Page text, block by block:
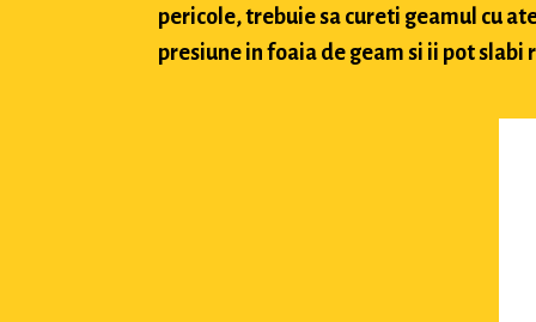
pericole, trebuie sa cureti geamul cu
presiune in foaia de geam si ii pot slabi